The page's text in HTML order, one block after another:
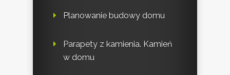
Planowanie budowy domu
Parapety z kamienia. Kamień
w domu